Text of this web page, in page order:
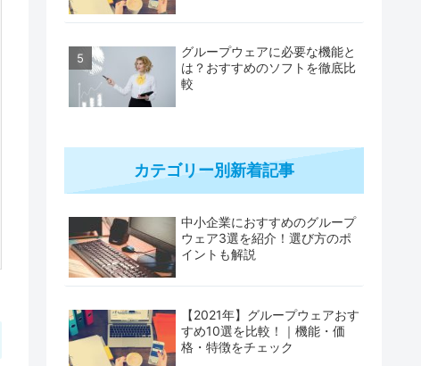
グループウェアに必要な機能と
は？おすすめのソフトを徹底比
較
カテゴリー別新着記事
中小企業におすすめのグループ
ウェア3選を紹介！選び方のポ
イントも解説
【2021年】グループウェアおす
すめ10選を比較！｜機能・価
格・特徴をチェック